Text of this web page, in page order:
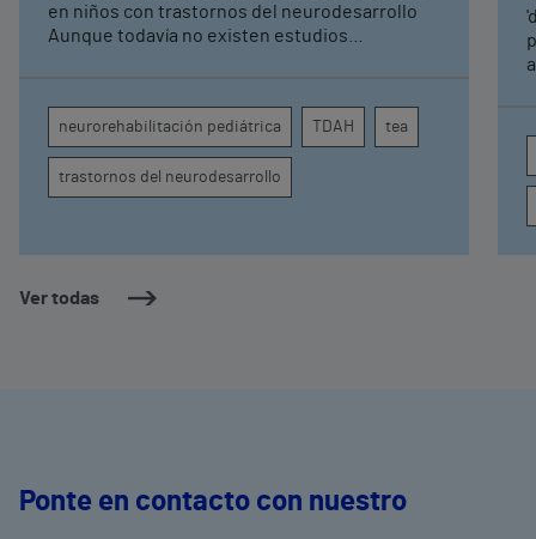
Ver todas
pediátrica de Vithas
en niños con trastornos del neurodesarrollo
Aunque todavía no existen estudios
atención, la regulación emocional y la
conducta
neurorehabilitación pediátrica TDAH tea
trastornos del neurodesarrollo
Ponte en contacto con nuestro